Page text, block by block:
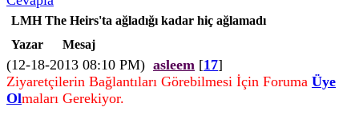
LMH The Heirs'ta ağladığı kadar hiç ağlamadı
Yazar
Mesaj
(12-18-2013 08:10 PM) asleem [17]
Ziyaretçilerin Bağlantıları Görebilmesi İçin Foruma Üye
Olmaları Gerekiyor.